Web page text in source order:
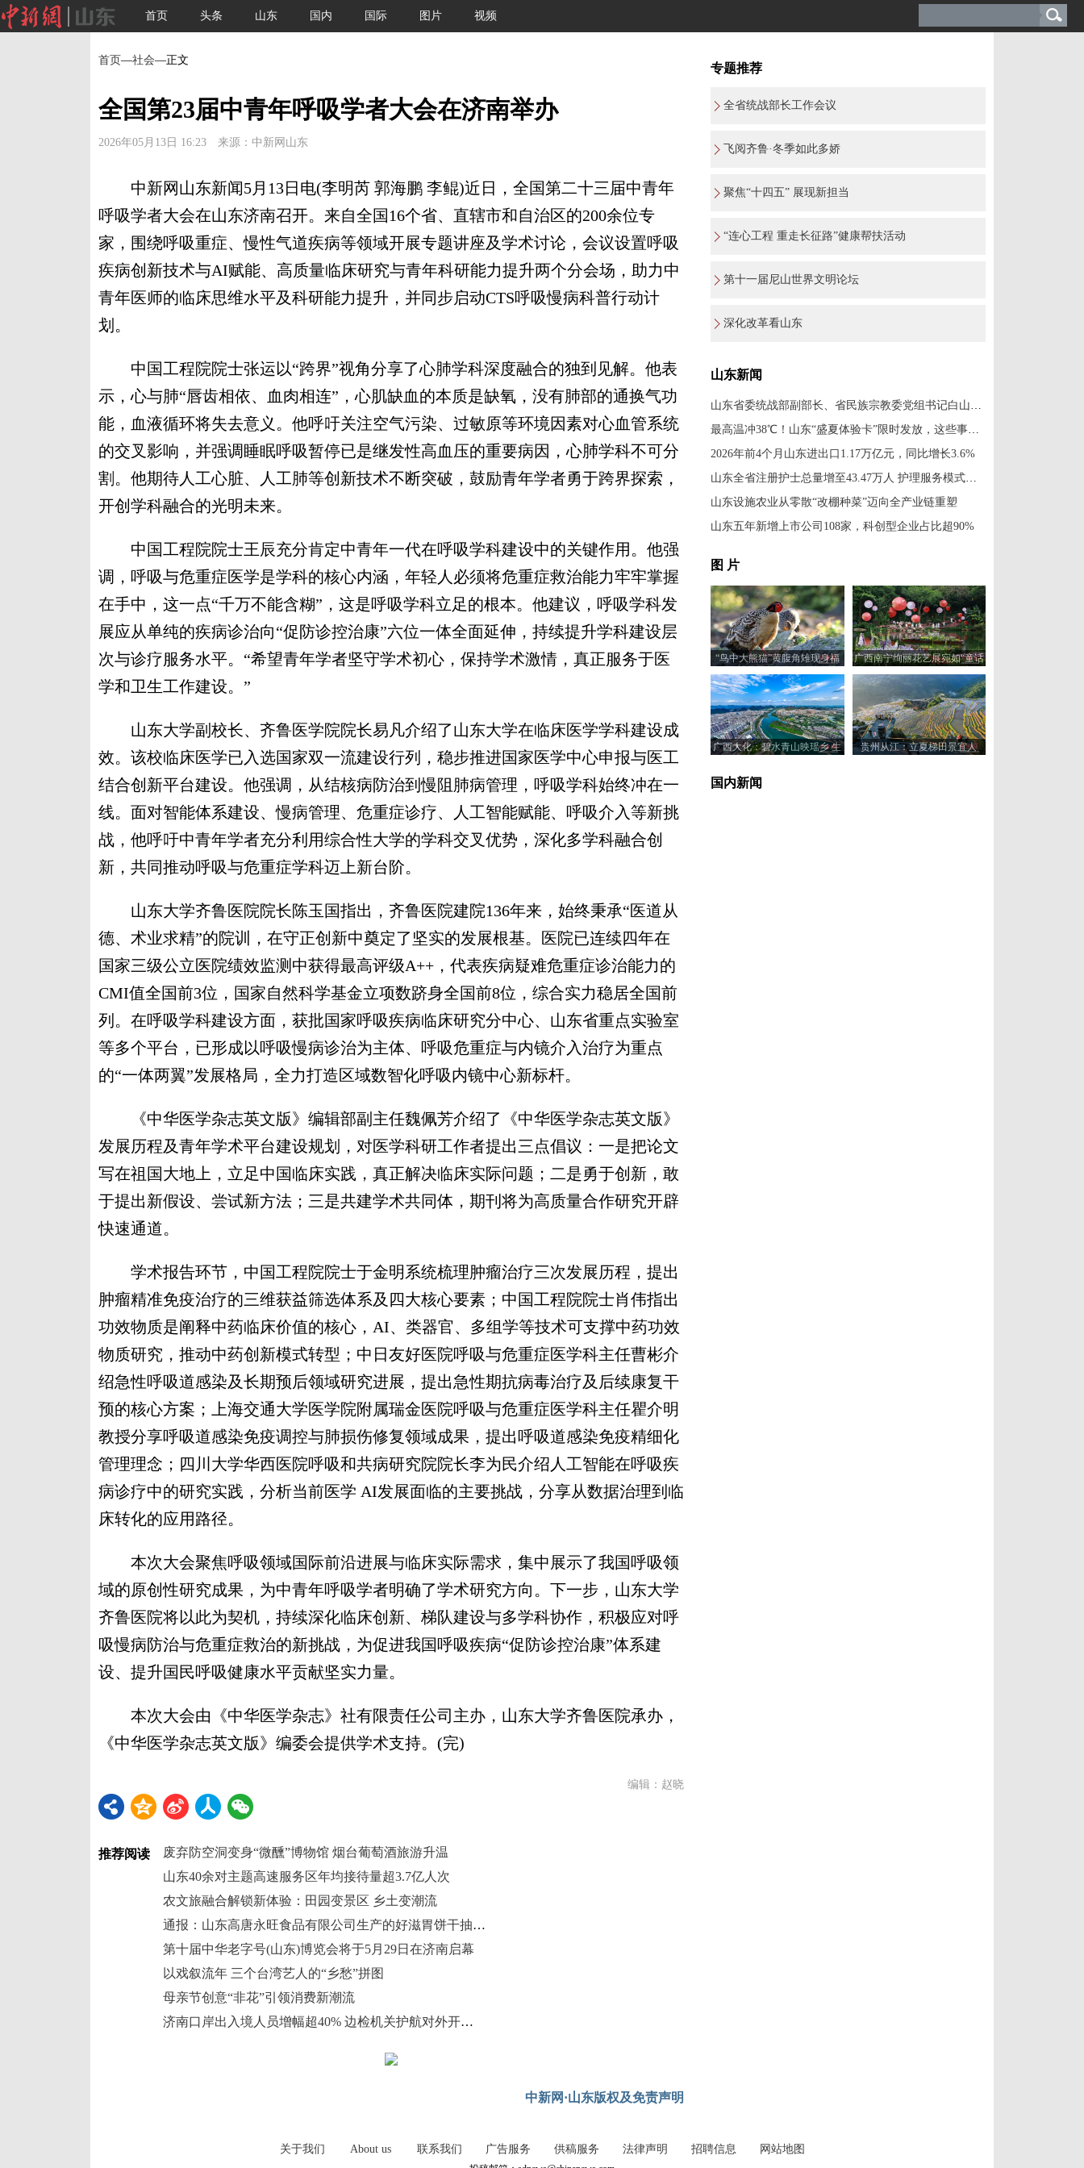
首页 头条 山东 国内 国际 图片 视频
首页—社会—正文
全国第23届中青年呼吸学者大会在济南举办
2026年05月13日 16:23 来源：中新网山东
中新网山东新闻5月13日电(李明芮 郭海鹏 李鲲)近日，全国第二十三届中青年
呼吸学者大会在山东济南召开。来自全国16个省、直辖市和自治区的200余位专
家，围绕呼吸重症、慢性气道疾病等领域开展专题讲座及学术讨论，会议设置呼吸
疾病创新技术与AI赋能、高质量临床研究与青年科研能力提升两个分会场，助力中
青年医师的临床思维水平及科研能力提升，并同步启动CTS呼吸慢病科普行动计
划。
中国工程院院士张运以“跨界”视角分享了心肺学科深度融合的独到见解。他表
示，心与肺“唇齿相依、血肉相连”，心肌缺血的本质是缺氧，没有肺部的通换气功
能，血液循环将失去意义。他呼吁关注空气污染、过敏原等环境因素对心血管系统
的交叉影响，并强调睡眠呼吸暂停已是继发性高血压的重要病因，心肺学科不可分
割。他期待人工心脏、人工肺等创新技术不断突破，鼓励青年学者勇于跨界探索，
开创学科融合的光明未来。
中国工程院院士王辰充分肯定中青年一代在呼吸学科建设中的关键作用。他强
调，呼吸与危重症医学是学科的核心内涵，年轻人必须将危重症救治能力牢牢掌握
在手中，这一点“千万不能含糊”，这是呼吸学科立足的根本。他建议，呼吸学科发
展应从单纯的疾病诊治向“促防诊控治康”六位一体全面延伸，持续提升学科建设层
次与诊疗服务水平。“希望青年学者坚守学术初心，保持学术激情，真正服务于医
学和卫生工作建设。”
山东大学副校长、齐鲁医学院院长易凡介绍了山东大学在临床医学学科建设成
效。该校临床医学已入选国家双一流建设行列，稳步推进国家医学中心申报与医工
结合创新平台建设。他强调，从结核病防治到慢阻肺病管理，呼吸学科始终冲在一
线。面对智能体系建设、慢病管理、危重症诊疗、人工智能赋能、呼吸介入等新挑
战，他呼吁中青年学者充分利用综合性大学的学科交叉优势，深化多学科融合创
新，共同推动呼吸与危重症学科迈上新台阶。
山东大学齐鲁医院院长陈玉国指出，齐鲁医院建院136年来，始终秉承“医道从
德、术业求精”的院训，在守正创新中奠定了坚实的发展根基。医院已连续四年在
国家三级公立医院绩效监测中获得最高评级A++，代表疾病疑难危重症诊治能力的
CMI值全国前3位，国家自然科学基金立项数跻身全国前8位，综合实力稳居全国前
列。在呼吸学科建设方面，获批国家呼吸疾病临床研究分中心、山东省重点实验室
等多个平台，已形成以呼吸慢病诊治为主体、呼吸危重症与内镜介入治疗为重点
的“一体两翼”发展格局，全力打造区域数智化呼吸内镜中心新标杆。
《中华医学杂志英文版》编辑部副主任魏佩芳介绍了《中华医学杂志英文版》
发展历程及青年学术平台建设规划，对医学科研工作者提出三点倡议：一是把论文
写在祖国大地上，立足中国临床实践，真正解决临床实际问题；二是勇于创新，敢
于提出新假设、尝试新方法；三是共建学术共同体，期刊将为高质量合作研究开辟
快速通道。
学术报告环节，中国工程院院士于金明系统梳理肿瘤治疗三次发展历程，提出
肿瘤精准免疫治疗的三维获益筛选体系及四大核心要素；中国工程院院士肖伟指出
功效物质是阐释中药临床价值的核心，AI、类器官、多组学等技术可支撑中药功效
物质研究，推动中药创新模式转型；中日友好医院呼吸与危重症医学科主任曹彬介
绍急性呼吸道感染及长期预后领域研究进展，提出急性期抗病毒治疗及后续康复干
预的核心方案；上海交通大学医学院附属瑞金医院呼吸与危重症医学科主任瞿介明
教授分享呼吸道感染免疫调控与肺损伤修复领域成果，提出呼吸道感染免疫精细化
管理理念；四川大学华西医院呼吸和共病研究院院长李为民介绍人工智能在呼吸疾
病诊疗中的研究实践，分析当前医学 AI发展面临的主要挑战，分享从数据治理到临
床转化的应用路径。
本次大会聚焦呼吸领域国际前沿进展与临床实际需求，集中展示了我国呼吸领
域的原创性研究成果，为中青年呼吸学者明确了学术研究方向。下一步，山东大学
齐鲁医院将以此为契机，持续深化临床创新、梯队建设与多学科协作，积极应对呼
吸慢病防治与危重症救治的新挑战，为促进我国呼吸疾病“促防诊控治康”体系建
设、提升国民呼吸健康水平贡献坚实力量。
本次大会由《中华医学杂志》社有限责任公司主办，山东大学齐鲁医院承办，
《中华医学杂志英文版》编委会提供学术支持。(完)
编辑：赵晓
推荐阅读
废弃防空洞变身“微醺”博物馆 烟台葡萄酒旅游升温
山东40余对主题高速服务区年均接待量超3.7亿人次
农文旅融合解锁新体验：田园变景区 乡土变潮流
通报：山东高唐永旺食品有限公司生产的好滋胃饼干抽检不合格
第十届中华老字号(山东)博览会将于5月29日在济南启幕
以戏叙流年 三个台湾艺人的“乡愁”拼图
母亲节创意“非花”引领消费新潮流
济南口岸出入境人员增幅超40% 边检机关护航对外开放提质增速
中新网·山东版权及免责声明
专题推荐
全省统战部长工作会议
飞阅齐鲁·冬季如此多娇
聚焦“十四五” 展现新担当
“连心工程 重走长征路”健康帮扶活动
第十一届尼山世界文明论坛
深化改革看山东
山东新闻
山东省委统战部副部长、省民族宗教委党组书记白山到中新社山东分社走访调研
最高温冲38℃！山东“盛夏体验卡”限时发放，这些事项需注意
2026年前4个月山东进出口1.17万亿元，同比增长3.6%
山东全省注册护士总量增至43.47万人 护理服务模式不断升级
山东设施农业从零散“改棚种菜”迈向全产业链重塑
山东五年新增上市公司108家，科创型企业占比超90%
图 片
“鸟中大熊猫”黄腹角雉现身福
建建瓯
广西南宁绚丽花艺展宛如“童话
世界”
广西大化：碧水青山映瑶乡 生
贵州从江：立夏梯田景宜人
国内新闻
关于我们 About us 联系我们 广告服务 供稿服务 法律声明 招聘信息 网站地图